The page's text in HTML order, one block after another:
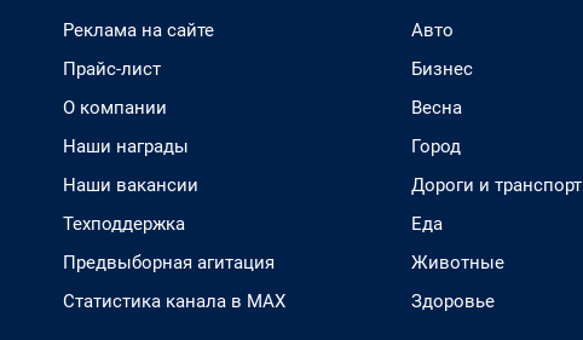
Реклама на сайте
Прайс-лист
О компании
Наши награды
Наши вакансии
Техподдержка
Предвыборная агитация
Статистика канала в MAX
Авто
Бизнес
Весна
Город
Дороги и транспорт
Еда
Животные
Здоровье